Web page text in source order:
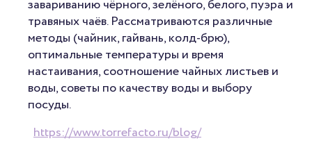
завариванию чёрного, зелёного, белого, пуэра и
травяных чаёв. Рассматриваются различные
методы (чайник, гайвань, колд-брю),
оптимальные температуры и время
настаивания, соотношение чайных листьев и
воды, советы по качеству воды и выбору
посуды.
https://www.torrefacto.ru/blog/